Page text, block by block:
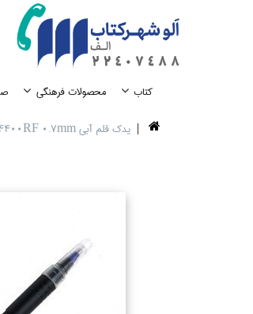
كتاب محصولات فرهنگي
يدك قلم آبي Artline Refill Signature EKSG4400RF 0.7mm